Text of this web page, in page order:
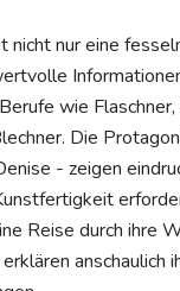
nicht nur eine
wie
Die
- zeigen
Reise durch ihre
anschaulich